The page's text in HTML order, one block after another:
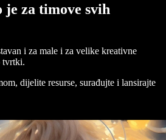
je za timove svih
i za male i za velike kreativne
tvrtki.
dijelite resurse, surađujte i lansirajte